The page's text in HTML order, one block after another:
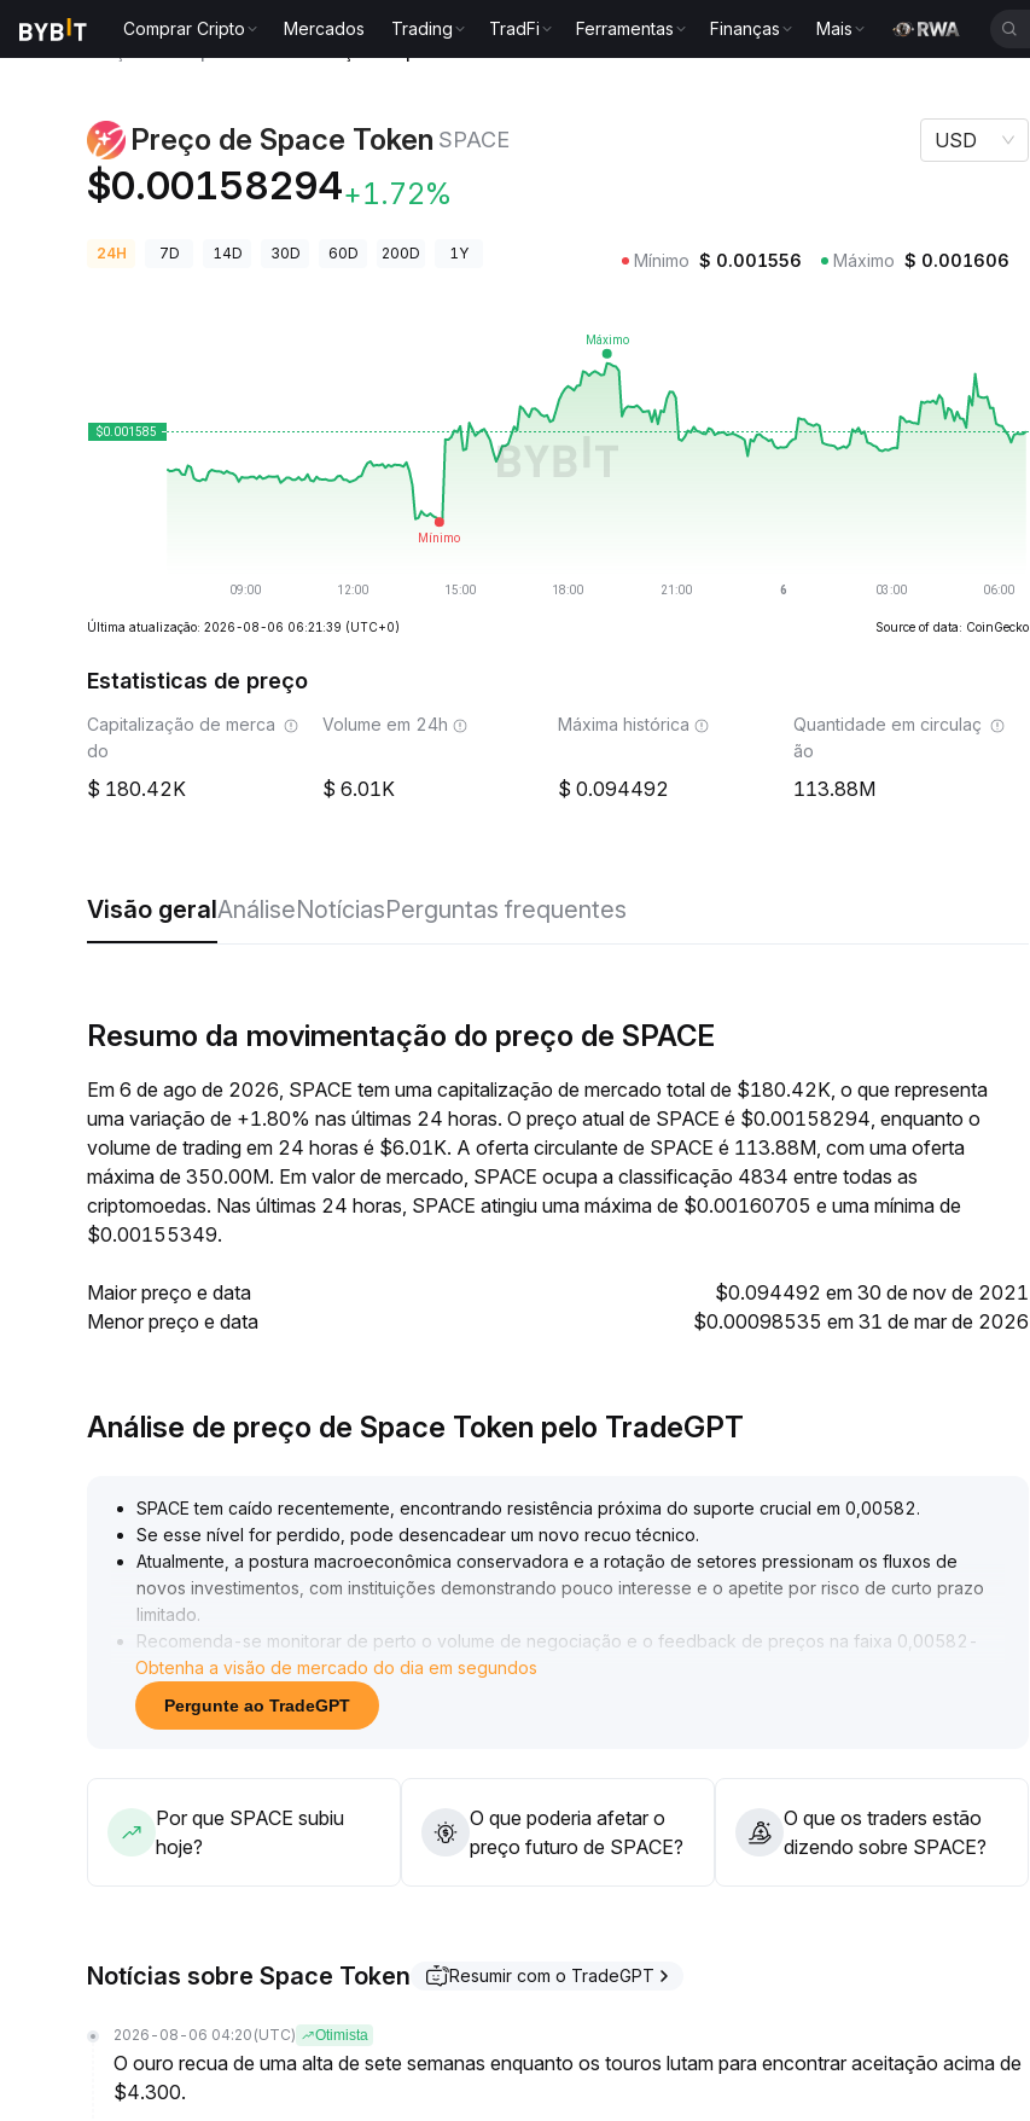
Comprar Cripto Mercados Trading TradFi Ferramentas Finanças Mais
Preço de Space Token SPACE
$0.00158294+1.72%
USD
24H 7D 14D 30D 60D 200D 1Y Mínimo $ 0.001556 Máximo $ 0.001606
Última atualização: 2026-08-06 06:21:39 (UTC+0) Source of data: CoinGecko
Estatisticas de preço
Capitalização de merca
do
180.42K
Volume em 24h
6.01K
Máxima histórica
0.094492
Quantidade em circulaç
ão
113.88M
Visão geralAnáliseNotíciasPerguntas frequentes
Resumo da movimentação do preço de SPACE
Em 6 de ago de 2026, SPACE tem uma capitalização de mercado total de $180.42K, o que representa
uma variação de +1.80% nas últimas 24 horas. O preço atual de SPACE é $0.00158294, enquanto o
volume de trading em 24 horas é $6.01K. A oferta circulante de SPACE é 113.88M, com uma oferta
máxima de 350.00M. Em valor de mercado, SPACE ocupa a classificação 4834 entre todas as
criptomoedas. Nas últimas 24 horas, SPACE atingiu uma máxima de $0.00160705 e uma mínima de
$0.00155349.
Maior preço e data
$0.094492 em 30 de nov de 2021
Menor preço e data
$0.00098535 em 31 de mar de 2026
Análise de preço de Space Token pelo TradeGPT
SPACE tem caído recentemente, encontrando resistência próxima do suporte crucial em 0,00582.
Se esse nível for perdido, pode desencadear um novo recuo técnico.
Atualmente, a postura macroeconômica conservadora e a rotação de setores pressionam os fluxos de
novos investimentos, com instituições demonstrando pouco interesse e o apetite por risco de curto prazo
limitado.
Recomenda-se monitorar de perto o volume de negociação e o feedback de preços na faixa 0,00582-
0,00610 .
Caso o sentimento de mercado melhore e o preço ultrapasse 0,00610 de forma convincente, pode-se
considerar participar do movimento de alta
Obtenha a visão de mercado do dia em segundos
Pergunte ao TradeGPT
Por que SPACE subiu
hoje?
O que poderia afetar o
preço futuro de SPACE?
O que os traders estão
dizendo sobre SPACE?
Notícias sobre Space Token Resumir com o TradeGPT
2026-08-06 04:20 (UTC) Otimista
O ouro recua de uma alta de sete semanas enquanto os touros lutam para encontrar aceitação acima de
$4.300.